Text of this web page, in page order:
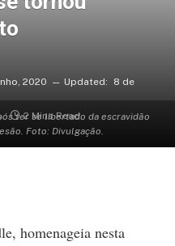
ter se libertado da escravidão
Foto: Divulgação.
2020 Updated: 8 de
2 Mins Read
homenageia nesta